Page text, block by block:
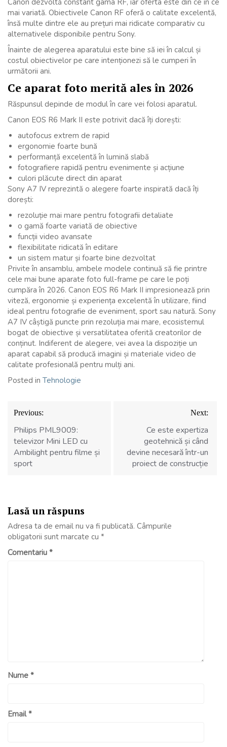
Canon dezvoltă constant gama RF, iar oferta este din ce în ce
mai variată. Obiectivele Canon RF oferă o calitate excelentă,
însă multe dintre ele au prețuri mai ridicate comparativ cu
alternativele disponibile pentru Sony.
Înainte de alegerea aparatului este bine să iei în calcul și
costul obiectivelor pe care intenționezi să le cumperi în
următorii ani.
Ce aparat foto merită ales în 2026
Răspunsul depinde de modul în care vei folosi aparatul.
Canon EOS R6 Mark II este potrivit dacă îți dorești:
autofocus extrem de rapid
ergonomie foarte bună
performanță excelentă în lumină slabă
fotografiere rapidă pentru evenimente și acțiune
culori plăcute direct din aparat
Sony A7 IV reprezintă o alegere foarte inspirată dacă îți
dorești:
rezoluție mai mare pentru fotografii detaliate
o gamă foarte variată de obiective
funcții video avansate
flexibilitate ridicată în editare
un sistem matur și foarte bine dezvoltat
Privite în ansamblu, ambele modele continuă să fie printre
cele mai bune aparate foto full-frame pe care le poți
cumpăra în 2026. Canon EOS R6 Mark II impresionează prin
viteză, ergonomie și experiența excelentă în utilizare, fiind
ideal pentru fotografie de eveniment, sport sau natură. Sony
A7 IV câștigă puncte prin rezoluția mai mare, ecosistemul
bogat de obiective și versatilitatea oferită creatorilor de
conținut. Indiferent de alegere, vei avea la dispoziție un
aparat capabil să producă imagini și materiale video de
calitate profesională pentru mulți ani.
Posted in Tehnologie
Navigare
în
articole
Previous:
Philips PML9009:
televizor Mini LED cu
Ambilight pentru filme și
sport
Next:
Ce este expertiza
geotehnică și când
devine necesară într-un
proiect de construcție
Lasă un răspuns
Adresa ta de email nu va fi publicată. Câmpurile
obligatorii sunt marcate cu *
Comentariu *
Nume *
Email*